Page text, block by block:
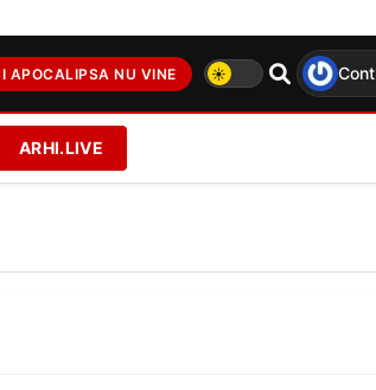
APOCALIPSA NU VINE
ARHI.LIVE